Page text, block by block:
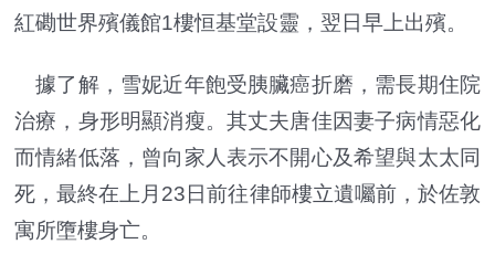
紅磡世界殯儀館1樓恒基堂設靈，翌日早上出殯。
據了解，雪妮近年飽受胰臟癌折磨，需長期住院
治療，身形明顯消瘦。其丈夫唐佳因妻子病情惡化
而情緒低落，曾向家人表示不開心及希望與太太同
死，最終在上月23日前往律師樓立遺囑前，於佐敦
寓所墮樓身亡。